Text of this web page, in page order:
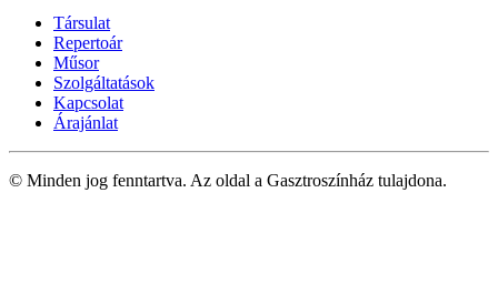
Társulat
Repertoár
Műsor
Szolgáltatások
Kapcsolat
Árajánlat
© Minden jog fenntartva. Az oldal a Gasztroszínház tulajdona.